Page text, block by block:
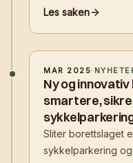
mellom Akershus
Les saken
MAR 2025·
Ny og
smartere,
Sliter borettslaget
sykkelparkering